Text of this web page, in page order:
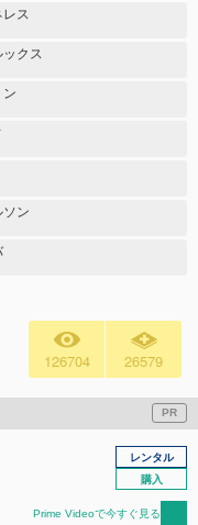
ス
クス
ン
ン
126704 26579
PR
レンタル
購入
Prime Videoで今すぐ見る